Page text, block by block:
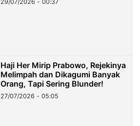
29/07/2026 - 00:37
Haji Her Mirip Prabowo, Rejekinya
Melimpah dan Dikagumi Banyak
Orang, Tapi Sering Blunder!
27/07/2026 - 05:05